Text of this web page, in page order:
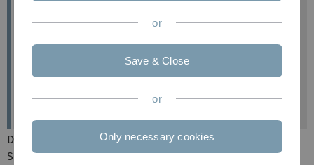
Dauer: 3 Wochen
Begleitveranstaltung: Blocktag vor und nach dem
Zeitpunkt: Zwischen Semester 2 und 3
Die schulpraktische Orientierung ist das erste
Schulpraktikum im Lehramtsstudium und ist von
or
Save & Close
or
Only necessary cookies